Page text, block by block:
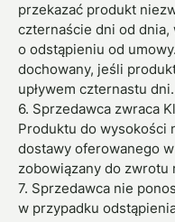
przekazać produkt
czternaście dni od dnia,
o odstąpieniu od
dochowany, jeśli
upływem czternastu dni.
6. Sprzedawca zwraca
Produktu do wysokości
dostawy oferowanego
zobowiązany do zwrotu
7. Sprzedawca nie
w przypadku